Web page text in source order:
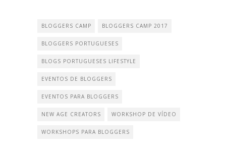
BLOGGERS CAMP BLOGGERS CAMP 2017
BLOGGERS PORTUGUESES
BLOGS PORTUGUESES LIFESTYLE
EVENTOS DE BLOGGERS
EVENTOS PARA BLOGGERS
NEW AGE CREATORS WORKSHOP DE VÍDEO
WORKSHOPS PARA BLOGGERS